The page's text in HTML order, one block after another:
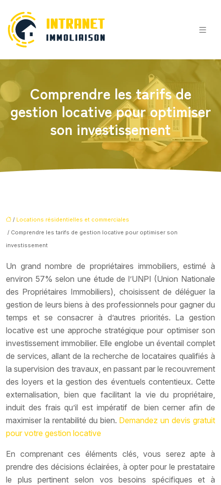
Comprendre les tarifs de
gestion locative pour optimiser
son investissement
/ Locations résidentielles et commerciales
/ Comprendre les tarifs de gestion locative pour optimiser son
investissement
Un grand nombre de propriétaires immobiliers, estimé à
environ 57% selon une étude de l’UNPI (Union Nationale
des Propriétaires Immobiliers), choisissent de déléguer la
gestion de leurs biens à des professionnels pour gagner du
temps et se consacrer à d’autres priorités. La gestion
locative est une approche stratégique pour optimiser son
investissement immobilier. Elle englobe un éventail complet
de services, allant de la recherche de locataires qualifiés à
la supervision des travaux, en passant par le recouvrement
des loyers et la gestion des éventuels contentieux. Cette
externalisation, bien que facilitant la vie du propriétaire,
induit des frais qu’il est impératif de bien cerner afin de
maximiser la rentabilité du bien. Demandez un devis gratuit
pour votre gestion locative
En comprenant ces éléments clés, vous serez apte à
prendre des décisions éclairées, à opter pour le prestataire
le plus pertinent selon vos besoins spécifiques et à